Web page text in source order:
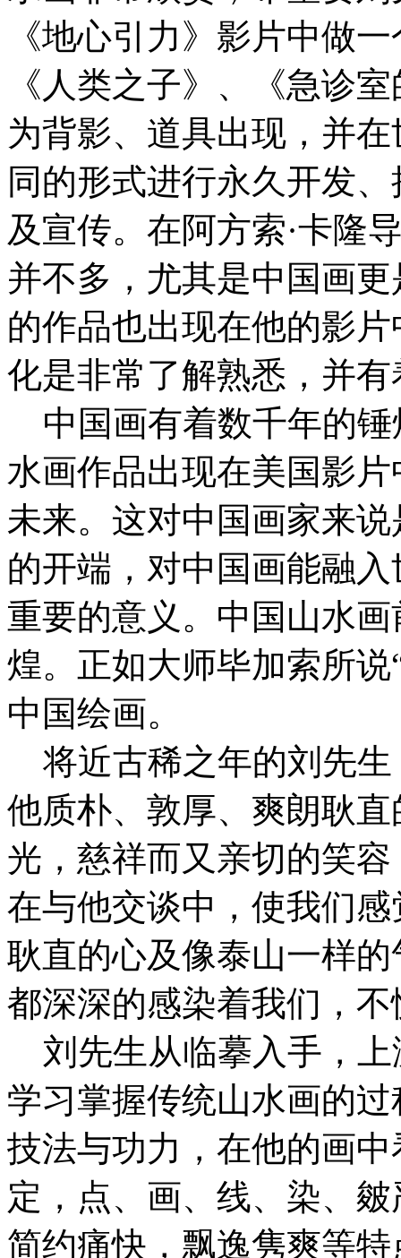
《地心引力》影片中做
《人类之子》、《急诊
为背影、道具出现，并
同的形式进行永久开发
及宣传。在阿方索·卡隆
并不多，尤其是中国画
的作品也出现在他的影
化是非常了解熟悉，并
中国画有着数千年的锤
水画作品出现在美国影
未来。这对中国画家来
的开端，对中国画能融
重要的意义。中国山水
煌。正如大师毕加索所
中国绘画。
将近古稀之年的刘先生
他质朴、敦厚、爽朗耿
光，慈祥而又亲切的笑
在与他交谈中，使我们
耿直的心及像泰山一样
都深深的感染着我们，
刘先生从临摹入手，上
学习掌握传统山水画的
技法与功力，在他的画
定，点、画、线、染、
简约痛快，飘逸隽爽等